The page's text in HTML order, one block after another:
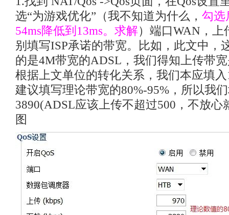
选“为游戏优化”（我不知道为什么， 勾选
54ms降低到13ms。求解）端口WAN，
别填写ISP承诺的带宽。比如，此文中，
的是4M带宽的ADSL，我们得知上传带
根据上文单位的转化关系，我们本应填
建议填写理论带宽的80%-95%，所以我
3890(ADSL应该上传不超过500，不放心
图